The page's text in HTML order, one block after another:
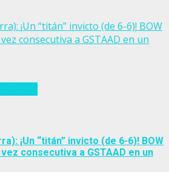
¡Un “titán” invicto (de 6-6)! BOW
consecutiva a GSTAAD en un
¡Un “titán” invicto (de 6-6)! BOW
consecutiva a GSTAAD en un